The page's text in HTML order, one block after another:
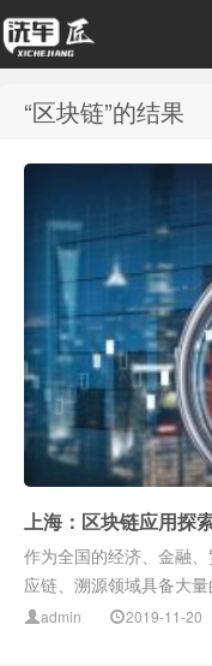
“区块链”的结果
上海：区块链应用探
作为全国的经济、金融
应链、溯源领域具备大
admin 2019-11-20